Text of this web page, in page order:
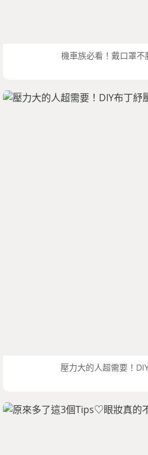
機車族必看！戴口罩不
壓力大的人超需要！